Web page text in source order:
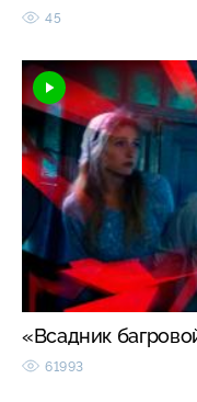
45
«Всадник
61993